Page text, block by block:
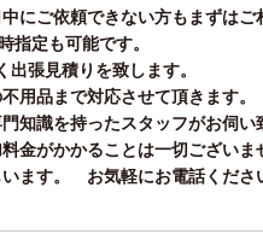
にご依頼できない方もまずはご
定も可能です。
張見積りを致します。
用品まで対応させて頂きます。
知識を持ったスタッフがお伺い
金がかかることは一切ございま
ます。 お気軽にお電話くださ